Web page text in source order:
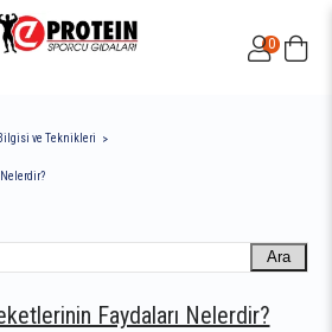
0
ve Teknikleri
Ara
Faydaları Nelerdir?